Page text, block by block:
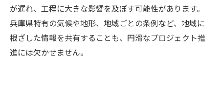
が遅れ、工程に大きな影響を及ぼす可能性があります。
兵庫県特有の気候や地形、地域ごとの条例など、地域に
根ざした情報を共有することも、円滑なプロジェクト推
進には欠かせません。